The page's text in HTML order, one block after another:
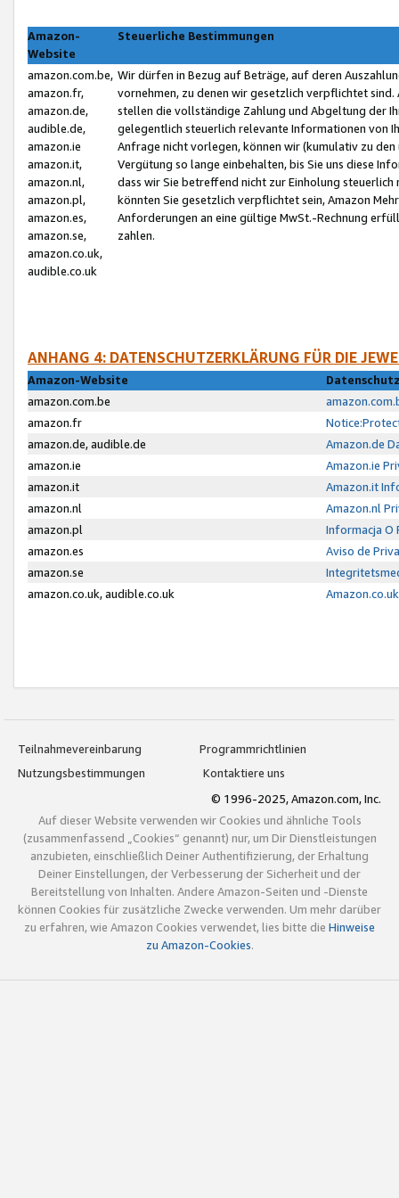
Amazon-
Website
Steuerliche Bestimmungen
amazon.com.be,
amazon.fr,
amazon.de,
audible.de,
amazon.ie
amazon.it,
amazon.nl,
amazon.pl,
amazon.es,
amazon.se,
amazon.co.uk,
audible.co.uk
Wir dürfen in Bezug auf Beträge, auf deren
vornehmen, zu denen wir gesetzlich verpflichtet
stellen die vollständige Zahlung und Abgeltung der
gelegentlich steuerlich relevante Informationen von
Anfrage nicht vorlegen, können wir (kumulativ zu
Vergütung so lange einbehalten, bis Sie uns diese
dass wir Sie betreffend nicht zur Einholung
könnten Sie gesetzlich verpflichtet sein, Amazon
Anforderungen an eine gültige MwSt.-Rechnung
zahlen.
ANHANG 4: DATENSCHUTZERKLÄRUNG FÜR DIE
Amazon-Website
amazon.com.be
amazon.fr
amazon.de, audible.de
Amazon.de
amazon.ie
Amazon.ie
amazon.it
Amazon.it
amazon.nl
Amazon.nl
amazon.pl
Informacja O
amazon.es
Aviso de
amazon.se
amazon.co.uk, audible.co.uk
Teilnahmevereinbarung
Programmrichtlinien
Nutzungsbestimmungen
Kontaktiere uns
© 1996-2025, Amazon.com, Inc.
Auf dieser Website verwenden wir Cookies und ähnliche Tools
(zusammenfassend „Cookies“ genannt) nur, um Dir Dienstleistungen
anzubieten, einschließlich Deiner Authentifizierung, der Erhaltung
Deiner Einstellungen, der Verbesserung der Sicherheit und der
Bereitstellung von Inhalten. Andere Amazon-Seiten und -Dienste
können Cookies für zusätzliche Zwecke verwenden. Um mehr darüber
zu erfahren, wie Amazon Cookies verwendet, lies bitte die Hinweise
zu Amazon-Cookies.